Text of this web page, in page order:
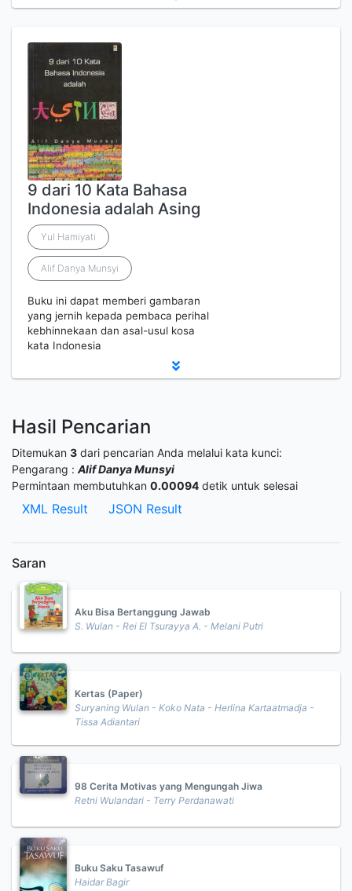
9 dari 10 Kata Bahasa
Indonesia adalah Asing
Yul Hamiyati
Alif Danya Munsyi
Buku ini dapat memberi gambaran
yang jernih kepada pembaca perihal
kebhinnekaan dan asal-usul kosa
kata Indonesia
Hasil Pencarian
Ditemukan 3 dari pencarian Anda melalui kata kunci:
Pengarang : Alif Danya Munsyi
Permintaan membutuhkan 0.00094 detik untuk selesai
XML Result JSON Result
Saran
Aku Bisa Bertanggung Jawab
S. Wulan - Rei El Tsurayya A. - Melani Putri
Kertas (Paper)
Suryaning Wulan - Koko Nata - Herlina Kartaatmadja -
Tissa Adiantari
98 Cerita Motivas yang Mengungah Jiwa
Retni Wulandari - Terry Perdanawati
Buku Saku Tasawuf
Haidar Bagir